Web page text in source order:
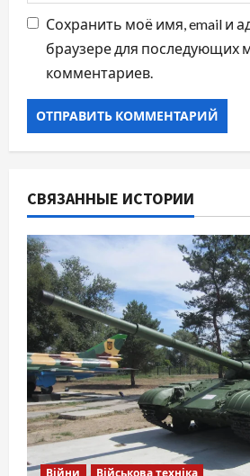
Сохранить моё имя, email и
браузере для последующих
комментариев.
СВЯЗАННЫЕ ИСТОРИИ
Війни Військова техніка